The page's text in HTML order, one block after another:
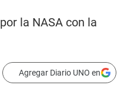
la NASA con la
Agregar Diario UNO en